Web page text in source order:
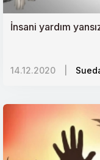
İnsani yardım
14.12.2020